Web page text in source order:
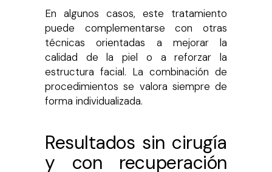
En algunos casos, este tratamiento
puede complementarse con otras
técnicas orientadas a mejorar la
calidad de la piel o a reforzar la
estructura facial. La combinación de
procedimientos se valora siempre de
forma individualizada.
Resultados sin cirugía
y con recuperación